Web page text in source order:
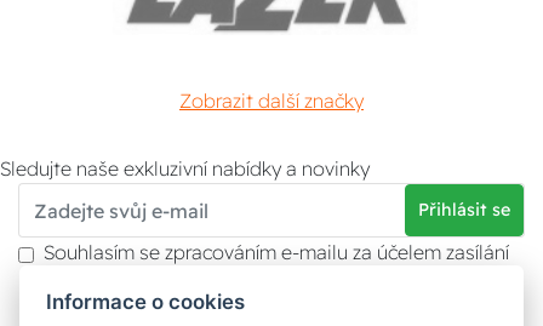
Zobrazit další značky
Sledujte naše exkluzivní nabídky a novinky
Přihlásit se
Souhlasím se zpracováním e-mailu za účelem zasílání
Více informací naleznete v
Informace o cookies